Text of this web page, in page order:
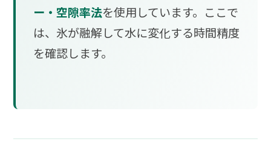
ー・空隙率法を使用しています。ここで
は、氷が融解して水に変化する時間精度
を確認します。